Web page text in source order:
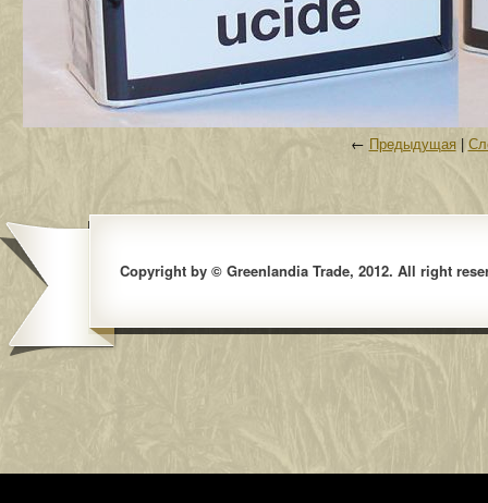
← Предыдущая|
Copyright by © Greenlandia Trade, 2012. All right